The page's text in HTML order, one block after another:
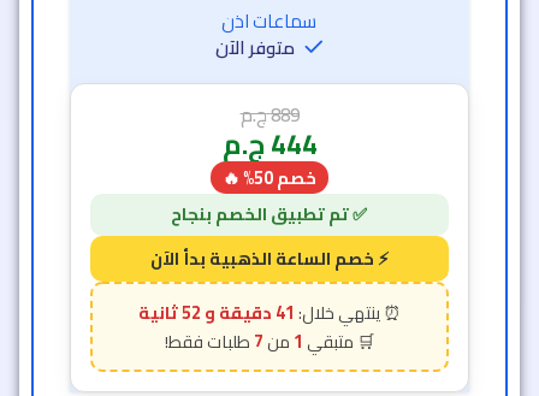
سماعات اذن
متوفر الآن
889ج.م
444ج.م
خصم 50% 🔥
41 دقيقة و 50 ثانية
1
7